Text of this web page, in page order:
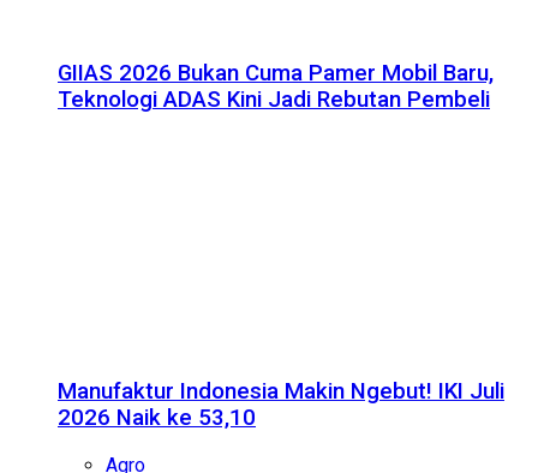
GIIAS 2026 Bukan Cuma Pamer Mobil Baru,
Teknologi ADAS Kini Jadi Rebutan Pembeli
Manufaktur Indonesia Makin Ngebut! IKI Juli
2026 Naik ke 53,10
Agro